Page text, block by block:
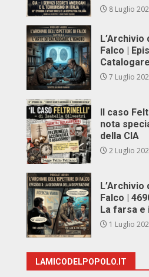
8 Luglio
L’Archivio
Falco |
7 Luglio
Il caso
nota
della CIA
2 Luglio
L’Archivio
Falco |
La farsa e
1 Luglio
LAMICODELPOPOLO.IT